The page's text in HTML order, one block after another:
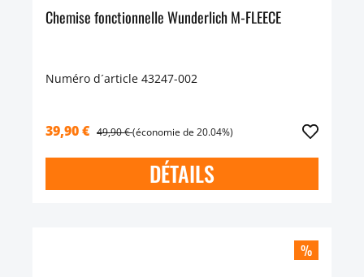
Chemise fonctionnelle Wunderlich M-FLEECE
Numéro d´article 43247-002
39,90 € 49,90 €(économie de 20.04%)
DÉTAILS
%